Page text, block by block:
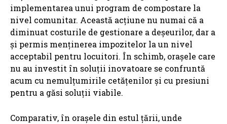
implementarea unui program de compostare la
nivel comunitar. Această acțiune nu numai că a
diminuat costurile de gestionare a deșeurilor, dar a
și permis menținerea impozitelor la un nivel
acceptabil pentru locuitori. În schimb, orașele care
nu au investit în soluții inovatoare se confruntă
acum cu nemulțumirile cetățenilor și cu presiuni
pentru a găsi soluții viabile.
Comparativ, în orașele din estul țării, unde